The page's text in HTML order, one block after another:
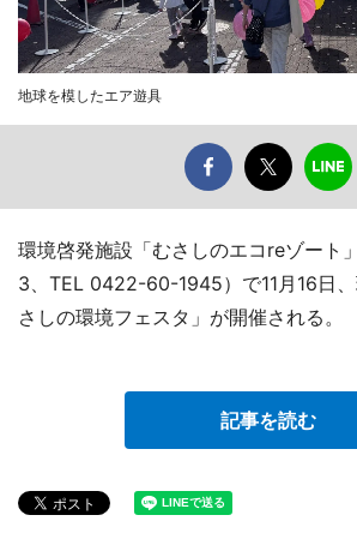
地球を模したエア遊具
環境啓発施設「むさしのエコreゾート
3、TEL 0422-60-1945）で11月16日
さしの環境フェスタ」が開催される。
記事を読む